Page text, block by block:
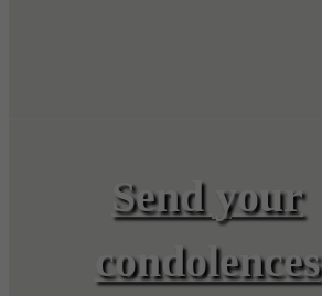
Send your
condolences